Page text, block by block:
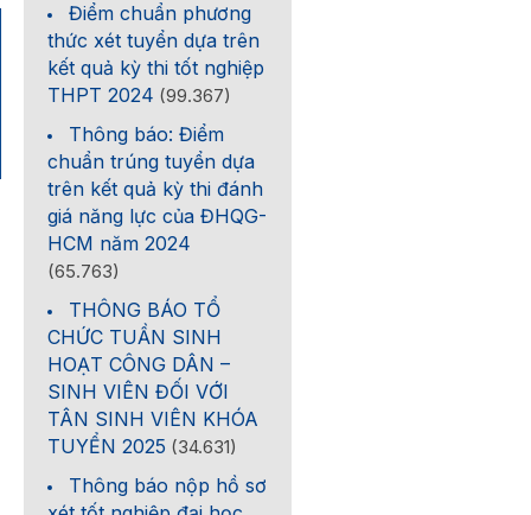
Điểm chuẩn phương
thức xét tuyển dựa trên
kết quả kỳ thi tốt nghiệp
THPT 2024 (99.367)
Thông báo: Điểm
chuẩn trúng tuyển dựa
trên kết quả kỳ thi đánh
giá năng lực của ĐHQG-
HCM năm 2024
(65.763)
THÔNG BÁO TỔ
CHỨC TUẦN SINH
HOẠT CÔNG DÂN –
SINH VIÊN ĐỐI VỚI
TÂN SINH VIÊN KHÓA
TUYỂN 2025 (34.631)
Thông báo nộp hồ sơ